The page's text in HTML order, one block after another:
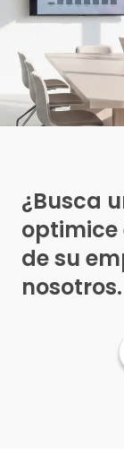
¿Busca
optimice
de su
nosotros.